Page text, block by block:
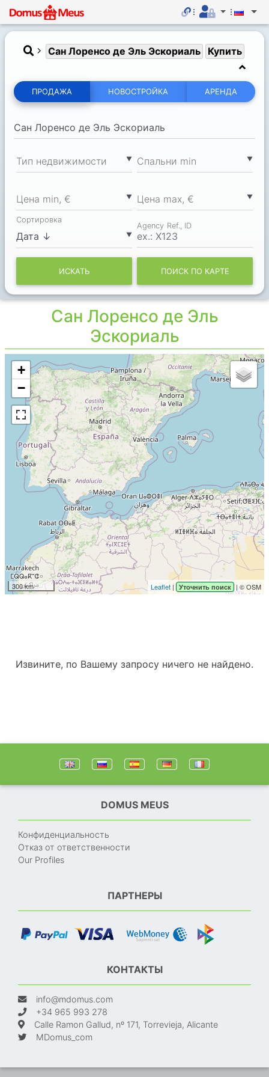
Сан Лоренсо де Эль Эскориаль Купить
ПРОДАЖА НОВОСТРОЙКА АРЕНДА
▼
Тип недвижимости ▼
Спальни min
▼
Цена min, € ▼
Цена max, €
▼
Сортировка
Agency Ref., ID
ИСКАТЬ ПОИСК ПО КАРТЕ
Сан Лоренсо де Эль
Эскориаль
+
−
300 km Leaflet | Уточнить поиск | © OSM
Извините, по Вашему запросу ничего не найдено.
DOMUS MEUS
Конфиденциальность
Отказ от ответственности
Our Profiles
ПАРТНЕРЫ
КОНТАКТЫ
info@mdomus.com
+34 965 993 278
Calle Ramon Gallud, nº 171, Torrevieja, Alicante
MDomus_com